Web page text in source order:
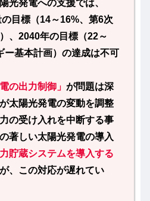
光発電への支援では、
目標（14～16%、第6次
、2040年の目標（22～
ー基本計画）の達成は不可
の出力制御」 が問題は深
太陽光発電の変動を調整
の受け入れを中断する事
著しい太陽光発電の導入
貯蔵システムを導入する
、この対応が遅れてい